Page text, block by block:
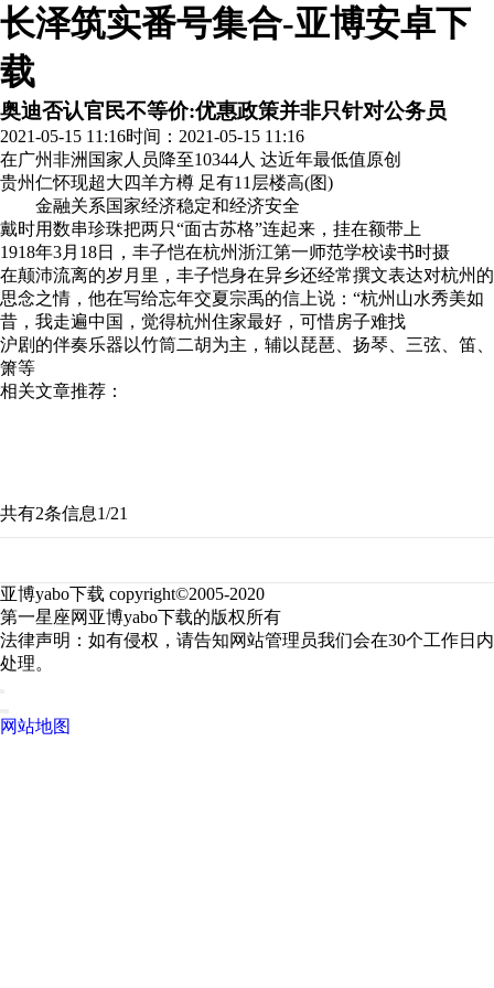
长泽筑实番号集合-亚博安卓下
载
奥迪否认官民不等价:优惠政策并非只针对公务员
2021-05-15 11:16时间：2021-05-15 11:16
在广州非洲国家人员降至10344人 达近年最低值原创
贵州仁怀现超大四羊方樽 足有11层楼高(图)
金融关系国家经济稳定和经济安全
戴时用数串珍珠把两只“面古苏格”连起来，挂在额带上
1918年3月18日，丰子恺在杭州浙江第一师范学校读书时摄
在颠沛流离的岁月里，丰子恺身在异乡还经常撰文表达对杭州的
思念之情，他在写给忘年交夏宗禹的信上说：“杭州山水秀美如
昔，我走遍中国，觉得杭州住家最好，可惜房子难找
沪剧的伴奏乐器以竹筒二胡为主，辅以琵琶、扬琴、三弦、笛、
箫等
相关文章推荐：
共有2条信息1/21
亚博yabo下载 copyright©2005-2020
第一星座网亚博yabo下载的版权所有
法律声明：如有侵权，请告知网站管理员我们会在30个工作日内
处理。
网站地图